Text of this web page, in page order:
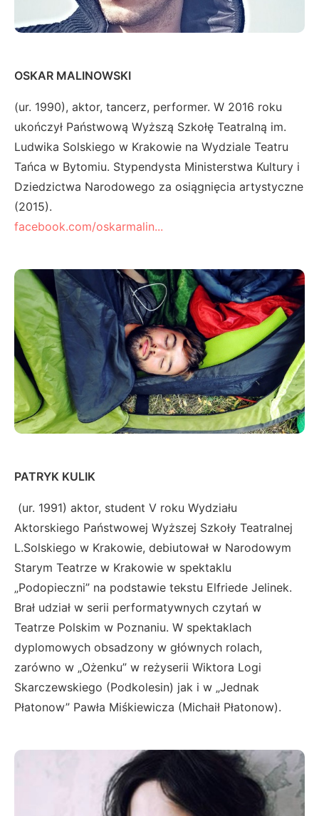
OSKAR MALINOWSKI
(ur. 1990), aktor, tancerz, performer. W 2016 roku
ukończył Państwową Wyższą Szkołę Teatralną im.
Ludwika Solskiego w Krakowie na Wydziale Teatru
Tańca w Bytomiu. Stypendysta Ministerstwa Kultury i
Dziedzictwa Narodowego za osiągnięcia artystyczne
(2015).
facebook.com/oskarmalin...
PATRYK KULIK
(ur. 1991) aktor, student V roku Wydziału
Aktorskiego Państwowej Wyższej Szkoły Teatralnej
L.Solskiego w Krakowie, debiutował w Narodowym
Starym Teatrze w Krakowie w spektaklu
„Podopieczni” na podstawie tekstu Elfriede Jelinek.
Brał udział w serii performatywnych czytań w
Teatrze Polskim w Poznaniu. W spektaklach
dyplomowych obsadzony w głównych rolach,
zarówno w „Ożenku” w reżyserii Wiktora Logi
Skarczewskiego (Podkolesin) jak i w „Jednak
Płatonow” Pawła Miśkiewicza (Michaił Płatonow).